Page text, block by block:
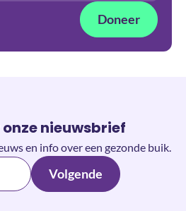
Doneer
nieuwsbrief
en info over een gezonde buik.
Volgende